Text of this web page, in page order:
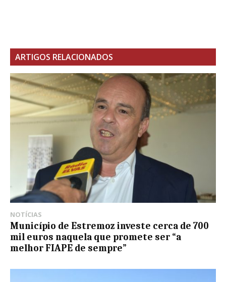
ARTIGOS RELACIONADOS
NOTÍCIAS
Município de Estremoz investe cerca de 700
mil euros naquela que promete ser “a
melhor FIAPE de sempre”